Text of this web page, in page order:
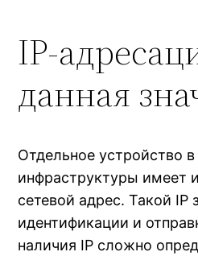
IP-
данная
Отдельное устройство
инфраструктуры имеет
сетевой адрес. Такой IP
идентификации и
наличия IP сложно